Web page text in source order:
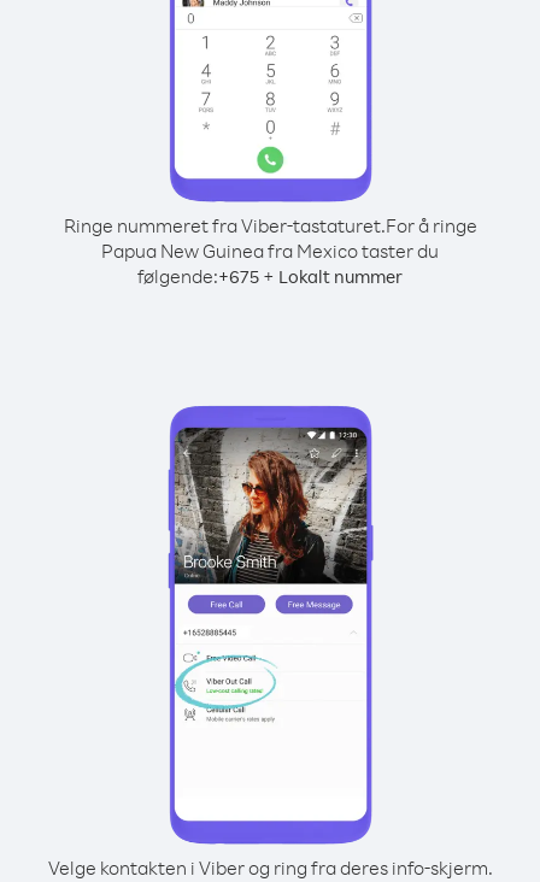
Ringe nummeret fra Viber-tastaturet.For å ringe
Papua New Guinea fra Mexico taster du
følgende:+675 + Lokalt nummer
Velge kontakten i Viber og ring fra deres info-skjerm.